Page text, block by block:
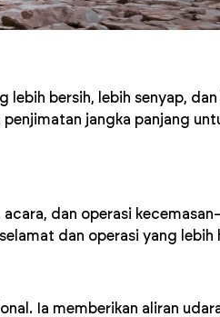
bersih, lebih senyap,
jangka panjang
dan operasi
dan operasi yang lebih
Ia memberikan aliran